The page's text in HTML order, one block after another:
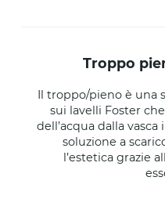
troppo
Il troppo/pieno è una
sui lavelli Foster
dell’acqua dalla
soluzione a
l’estetica grazie